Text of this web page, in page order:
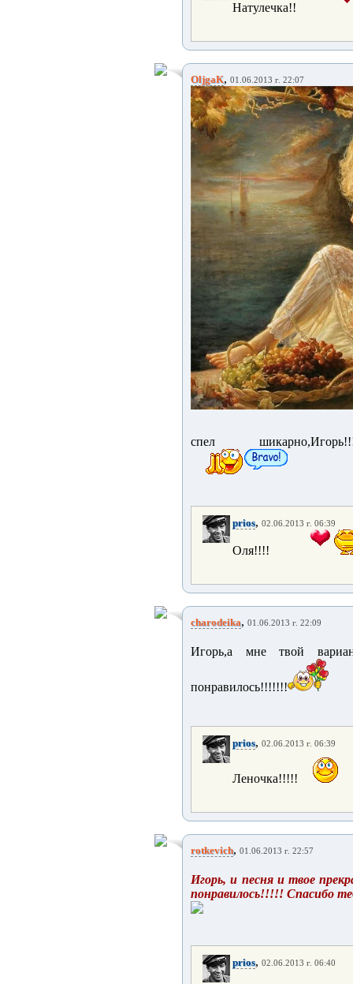
Натулечка!!
OljgaK, 01.06.2013 г. 22:07
спел
prios, 02.06.2013 г. 06:39
Оля!!!!
charodeika, 01.06.2013 г. 22:09
Игорь,а мне твой
понравилось!!!!!!!
prios, 02.06.2013 г. 06:39
Леночка!!!!!
rotkevich, 01.06.2013 г. 22:57
Игорь, и песня и твое
понравилось!!!!! Спасибо
prios, 02.06.2013 г. 06:40